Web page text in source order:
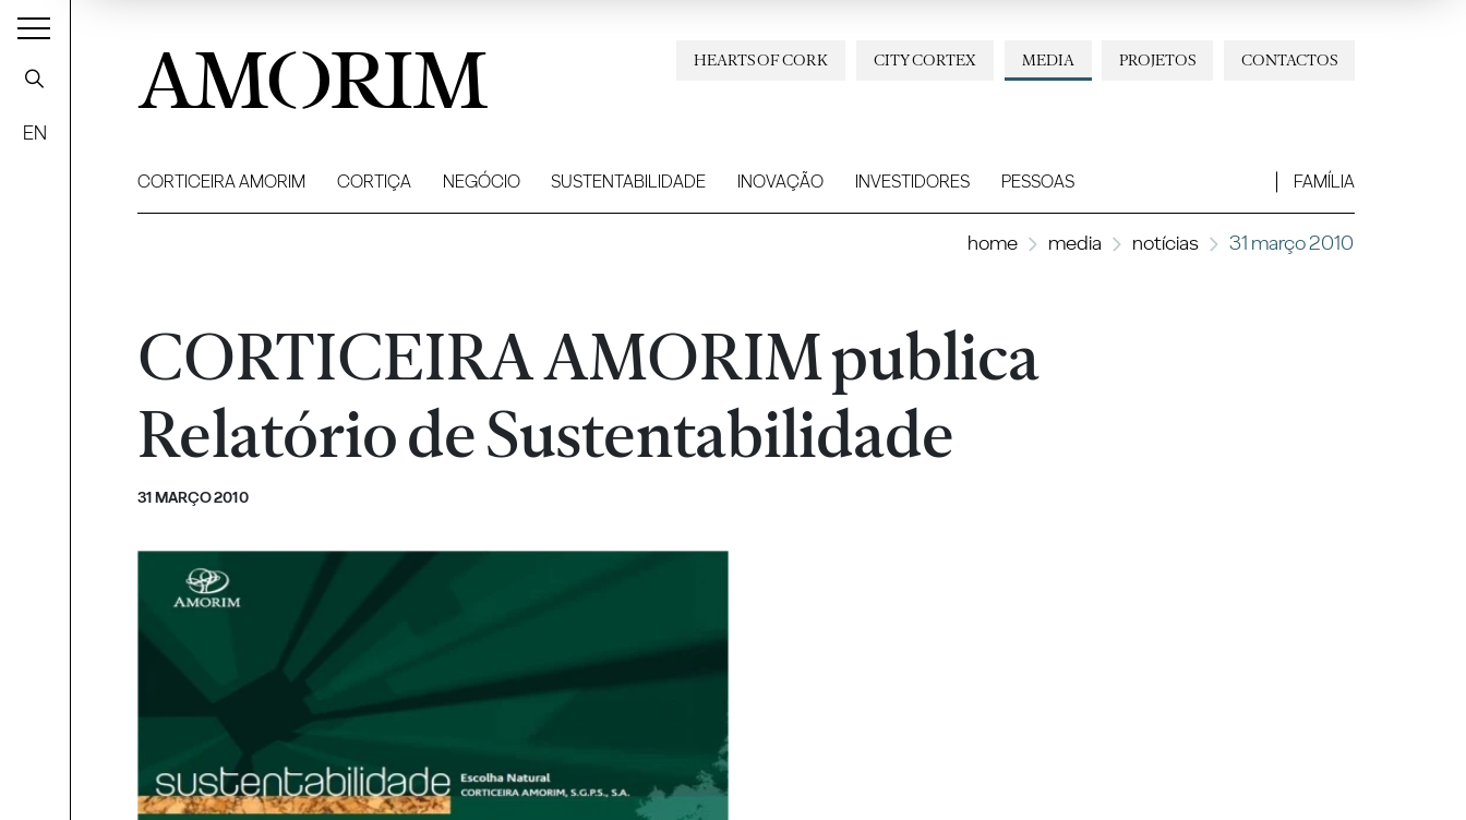
EN
AMORIM CONTACTOS
PROJETOS
MEDIA
CITY CORTEX
HEARTS OF CORK
CORTICEIRA AMORIM CORTIÇA NEGÓCIO SUSTENTABILIDADE INOVAÇÃO INVESTIDORES PESSOAS FAMÍLIA
home media notícias 31 março 2010
CORTICEIRA AMORIM publica
Relatório de Sustentabilidade
31 MARÇO 2010